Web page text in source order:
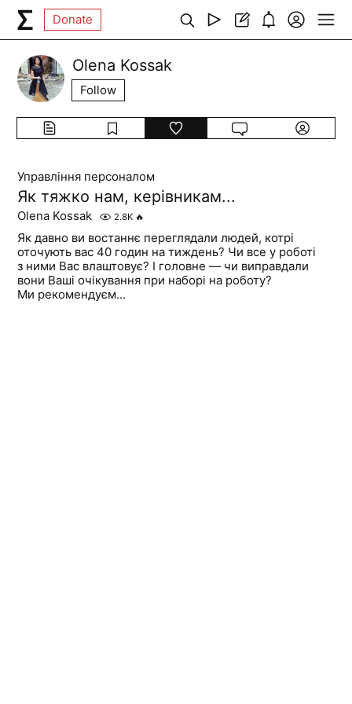
Donate
Olena Kossak
Follow
Управління персоналом
Як тяжко нам, керівникам...
Olena Kossak 2.8K 🔥
Як давно ви востаннє переглядали людей, котрі
оточують вас 40 годин на тиждень? Чи все у роботі
з ними Вас влаштовує? І головне — чи виправдали
вони Ваші очікування при наборі на роботу?
Ми рекомендуєм...